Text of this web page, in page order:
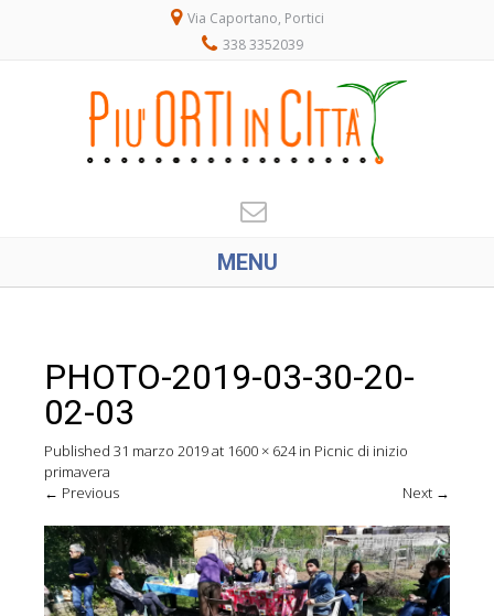
Via Caportano, Portici
338 3352039
MENU
PHOTO-2019-03-30-20-
02-03
Published 31 marzo 2019at 1600 × 624in Picnic di inizio
primavera
← Previous Next →